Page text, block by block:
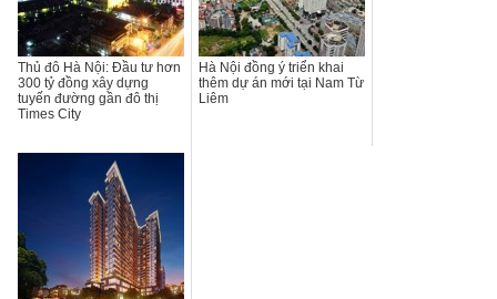
Thủ đô Hà Nội: Đầu tư hơn
300 tỷ đồng xây dựng
tuyến đường gần đô thị
Times City
Hà Nội đồng ý triển khai
thêm dự án mới tại Nam Từ
Liêm